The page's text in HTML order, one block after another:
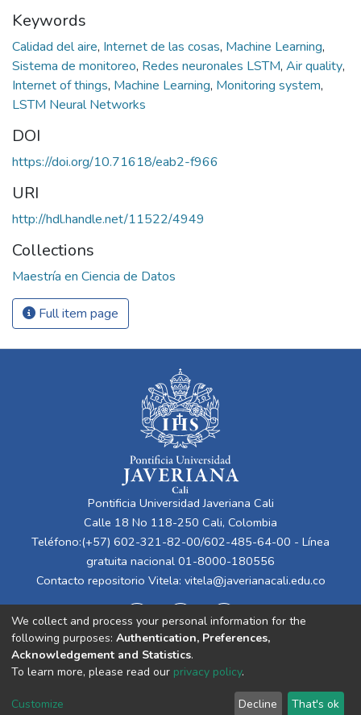
Keywords
Calidad del aire, Internet de las cosas, Machine Learning,
Sistema de monitoreo, Redes neuronales LSTM, Air quality,
Internet of things, Machine Learning, Monitoring system,
LSTM Neural Networks
DOI
https://doi.org/10.71618/eab2-f966
URI
http://hdl.handle.net/11522/4949
Collections
Maestría en Ciencia de Datos
Full item page
Pontificia Universidad Javeriana Cali
Calle 18 No 118-250 Cali, Colombia
Teléfono:(+57) 602-321-82-00/602-485-64-00 - Línea
gratuita nacional 01-8000-180556
Contacto repositorio Vitela: vitela@javerianacali.edu.co
Cookie
End User
Send
We collect and process your personal information for the
following purposes: Authentication, Preferences,
Acknowledgement and Statistics.
To learn more, please read our privacy policy.
Customize Decline That's ok